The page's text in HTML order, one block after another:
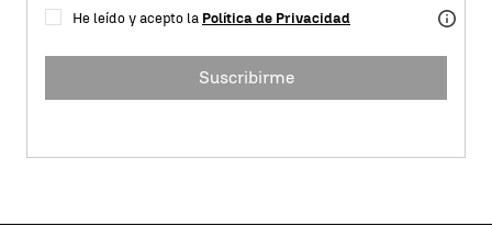
He leído y acepto la Política de Privacidad
Suscribirme